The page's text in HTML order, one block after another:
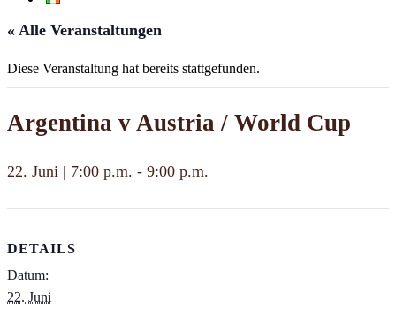
« Alle Veranstaltungen
Diese Veranstaltung hat bereits stattgefunden.
Argentina v Austria / World Cup
22. Juni | 7:00 p.m. - 9:00 p.m.
DETAILS
Datum:
22. Juni